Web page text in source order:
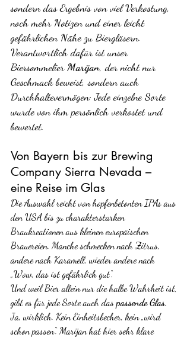
sondern das Ergebnis von viel Verkostung,
noch mehr Notizen und einer leicht
gefährlichen Nähe zu Biergläsern.
Verantwortlich dafür ist unser
Biersommelier Marijan, der nicht nur
Geschmack beweist, sondern auch
Durchhaltevermögen: Jede einzelne Sorte
wurde von ihm persönlich verkostet und
bewertet.
Von Bayern bis zur Brewing
Company Sierra Nevada –
eine Reise im Glas
Die Auswahl reicht von hopfenbetonten IPAs aus
den USA bis zu charakterstarken
Braukreationen aus kleinen europäischen
Brauereien. Manche schmecken nach Zitrus,
andere nach Karamell, wieder andere nach
„Wow, das ist gefährlich gut“.
Und weil Bier allein nur die halbe Wahrheit ist,
gibt es für jede Sorte auch das passende Glas
Ja, wirklich. Kein Einheitsbecher, kein „wird
schon passen“. Marijan hat hier sehr klare